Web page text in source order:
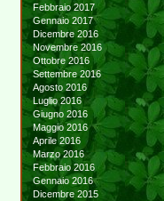
Febbraio 2017
Gennaio 2017
Dicembre 2016
Novembre 2016
Ottobre 2016
Settembre 2016
Agosto 2016
Luglio 2016
Giugno 2016
Maggio 2016
Aprile 2016
Marzo 2016
Febbraio 2016
Gennaio 2016
Dicembre 2015